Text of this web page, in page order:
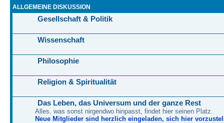
ALLGEMEINE DISKUSSION
Gesellschaft & Politik
Wissenschaft
Philosophie
Religion & Spiritualität
Das Leben, das Universum und der ganze Rest
Alles, was sonst nirgendwo hinpasst, findet hier seinen Platz.
Neue Mitglieder sind herzlich eingeladen, sich hier